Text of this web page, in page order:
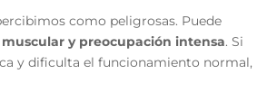
como peligrosas. Puede
y preocupación intensa. Si
y dificulta el funcionamiento normal,